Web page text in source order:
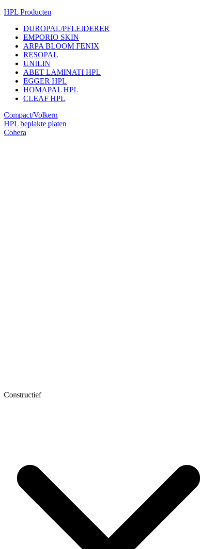
HPL Producten
DUROPAL/PFLEIDERER
EMPORIO SKIN
ARPA BLOOM FENIX
RESOPAL
UNILIN
ABET LAMINATI HPL
EGGER HPL
HOMAPAL HPL
CLEAF HPL
Compact/Volkern
HPL beplakte platen
Cohera
Constructief